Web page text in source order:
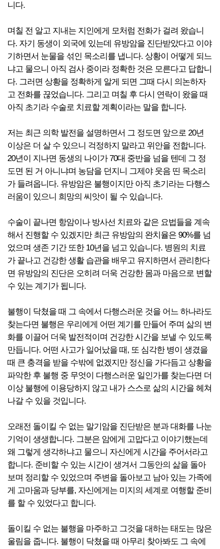
니다.
며칠 전 알고 지내는 지인에게 모처럼 전화가 걸려 왔습니
다. 자기 동생이 외국에 있는데 유방암을 진단받았다고 이야
기하면서 눈물을 섞인 목소리를 냅니다. 상황이 어떻게 되느
냐고 물으니 아직 검사 중이라 정확한 것은 모른다고 답합니
다. 그러면 상황을 정확하게 알게 되면 그때 다시 의논하자
고 전화를 끊었습니다. 그리고 며칠 후 다시 연락이 왔을 때
아직 초기라 수술로 치료할 계획이라는 말을 합니다.
저는 최근 의학 발전을 설명하면서 그 정도면 앞으로 20년
이상은 더 살 수 있으니 걱정하지 말라고 위안을 전합니다.
20년이 지나면 동생의 나이가 70대 중반을 넘을 텐데 그 정
도면 된 거 아니냐며 농담을 던지니 그제야 웃음 띤 목소리
가 들려옵니다. 유방암은 불행이지만 아직 초기라는 다행스
러움이 있으니 희망의 씨앗이 될 수 있습니다.
수술이 끝나면 항암이나 방사선 치료와 같은 요법들을 계속
해서 진행할 수 있겠지만 최근 유방암의 완치율은 90%를 넘
었으며 생존 기간 또한 10년을 넘고 있습니다. 병원의 치료
가 끝나고 건강한 생활 습관을 배우고 유지하면서 관리한다
면 유방암의 진단은 오히려 더욱 건강한 몸과 마음으로 변할
수 있는 계기가 됩니다.
불행이 닥쳤을 때 그 속에서 다행스러운 것을 어느 하나라도
찾는다면 불행은 우리에게 어떤 계기를 만들어 주며 삶의 변
화를 이끌어 더욱 발전적이며 건강한 시간을 보낼 수 있도록
만듭니다. 어떤 사고가 일어났을 때, 또 심각한 병이 생겼을
때 큰 충격을 받을 수밖에 없겠지만 정신을 가다듬고 상황을
파악한 후 불행 중 무엇이 다행스러운 일인가를 찾는다면 더
이상 불행에 이용당하지 않고 내가 스스로 삶의 시간을 헤쳐
나갈 수 있을 것입니다.
오래전 돌이킬 수 없는 말기암을 진단받은 분과 대화를 나눈
기억이 생생합니다. 그분은 암에게 고맙다고 이야기했는데
왜 그렇게 생각하냐고 물으니 자신에게 시간을 주어서라고
합니다. 준비할 수 있는 시간이 생겨서 그동안의 삶을 돌아
보며 정리할 수 있었으며 주변을 돌아보고 남아 있는 가족에
게 고마움과 당부를, 자신에게는 미지의 세계로 여행할 준비
를 할 수 있었다고 합니다.
돌이킬 수 없는 불행을 마주하고 그것을 대하는 태도는 많은
울림을 줍니다. 불행이 닥쳤을 때 아무리 찾아봐도 그 속에